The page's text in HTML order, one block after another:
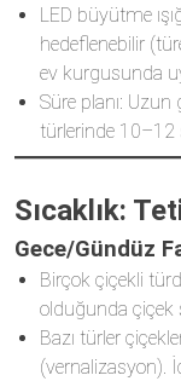
LED büyütme
hedeflenebilir
ev kurgusunda
Süre planı: Uzun
türlerinde 10–12
Sıcaklık:
Gece/Gündüz
Birçok çiçekli
olduğunda çiçek
Bazı türler
(vernalizasyon).